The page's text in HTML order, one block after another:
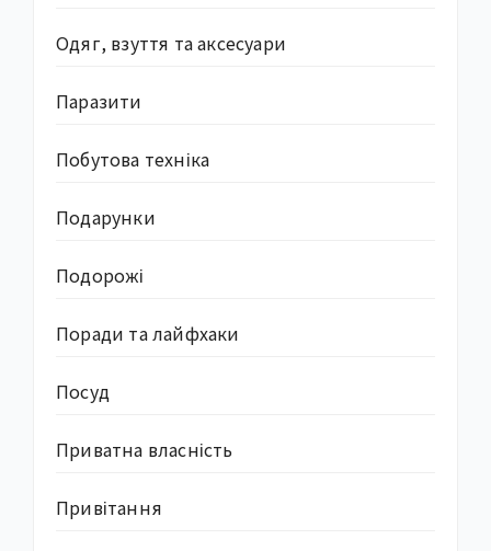
Одяг, взуття та аксесуари
Паразити
Побутова техніка
Подарунки
Подорожі
Поради та лайфхаки
Посуд
Приватна власність
Привітання